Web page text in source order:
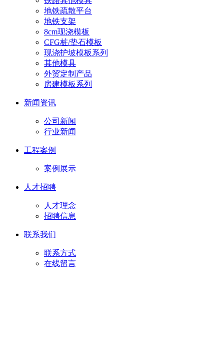
地铁疏散平台
地铁支架
8cm现浇模板
CFG桩/垫石模板
现浇护坡模板系列
其他模具
外贸定制产品
房建模板系列
新闻资讯
公司新闻
行业新闻
工程案例
案例展示
人才招聘
人才理念
招聘信息
联系我们
联系方式
在线留言